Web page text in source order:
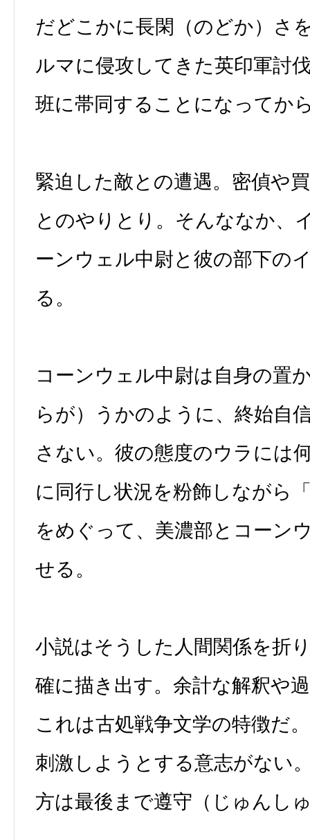
だどこかに長閑（のどか）さ
ルマに侵攻してきた英印軍討
班に帯同することになってか
緊迫した敵との遭遇。密偵や
とのやりとり。そんななか、
ーンウェル中尉と彼の部下の
る。
コーンウェル中尉は自身の置
らが）うかのように、終始自
さない。彼の態度のウラには
に同行し状況を粉飾しながら
をめぐって、美濃部とコーン
せる。
小説はそうした人間関係を折
確に描き出す。余計な解釈や
これは古処戦争文学の特徴だ
刺激しようとする意志がない
方は最後まで遵守（じゅんし